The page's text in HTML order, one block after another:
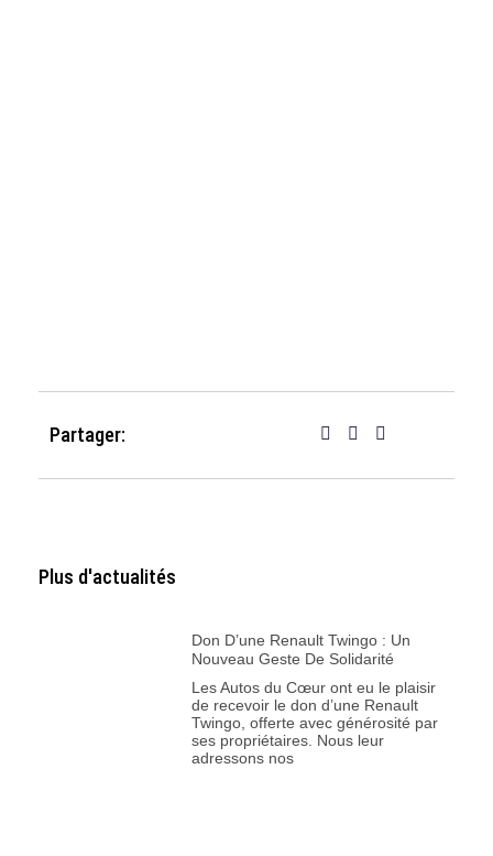
Partager:
Plus d'actualités
Don D’une Renault Twingo : Un
Nouveau Geste De Solidarité
Les Autos du Cœur ont eu le plaisir
de recevoir le don d’une Renault
Twingo, offerte avec générosité par
ses propriétaires. Nous leur
adressons nos